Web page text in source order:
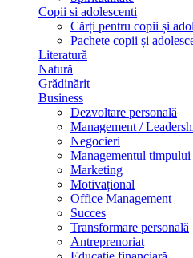
Copii si adolescenti
Cărți pentru copii și
Pachete copii și
Literatură
Natură
Grădinărit
Business
Dezvoltare personală
Management /
Negocieri
Managementul timpului
Marketing
Motivațional
Office Management
Succes
Transformare personală
Antreprenoriat